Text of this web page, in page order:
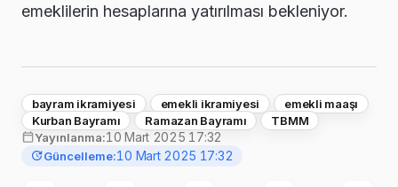
emeklilerin hesaplarına yatırılması bekleniyor.
bayram ikramiyesi emekli ikramiyesi
emekli maaşı
Kurban Bayramı
Ramazan Bayramı
TBMM
Yayınlanma:10 Mart 2025 17:32
Güncelleme:10 Mart 2025 17:32